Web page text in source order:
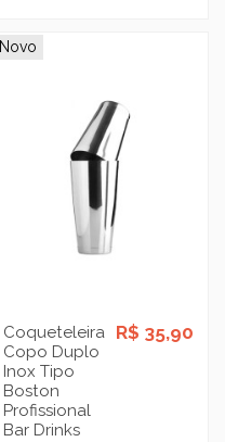
Novo
Coqueteleira
Copo Duplo
Inox Tipo
Boston
Profissional
Bar Drinks
R$ 35,90